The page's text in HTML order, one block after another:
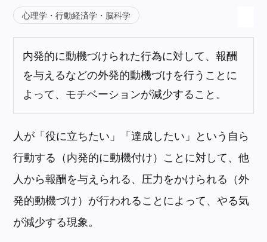
心理学・行動経済学・脳科学
内発的に動機づけられた行為に対して、報酬
を与えるなどの外発的動機づけを行うことに
よって、モチベーションが減少すること。
人が「役に立ちたい」「達成したい」という自ら
行動する（内発的に動機付け）ことに対して、他
人から報酬を与えられる、圧力をかけられる（外
発的動機づけ）が行われることによって、やる気
が減少する現象。